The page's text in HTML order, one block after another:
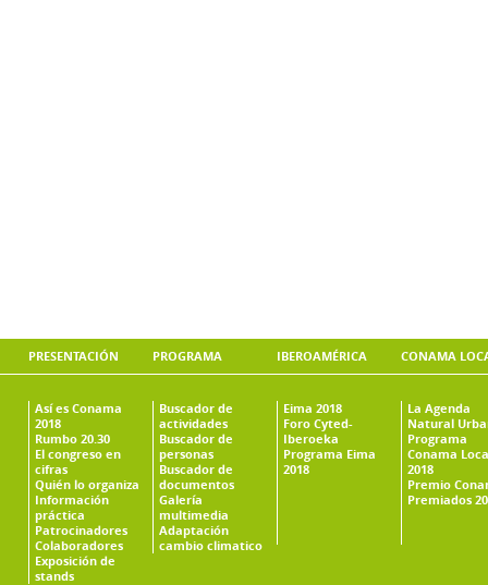
PRESENTACIÓN
Así es Conama
2018
Rumbo 20.30
El congreso en
cifras
Quién lo organiza
Información
práctica
Patrocinadores
Colaboradores
Exposición de
stands
PROGRAMA
Buscador de
actividades
Buscador de
personas
Buscador de
documentos
Galería
multimedia
Adaptación
cambio climatico
IBEROAMÉRICA
Eima 2018
Foro Cyted-
Iberoeka
Programa Eima
2018
CONAMA
La Agenda
Natural
Programa
Conama
2018
Premio
Premiados